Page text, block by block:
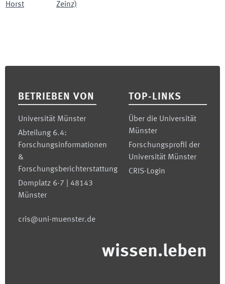
Horst
Zeinz)
BETRIEBEN VON
Universität Münster
Abteilung 6.4:
Forschungsinformationen
&
Forschungsberichterstattung
Domplatz 6-7 | 48143
Münster
cris@uni-muenster.de
TOP-LINKS
Über die Universität
Münster
Forschungsprofil der
Universität Münster
CRIS-Login
wissen.leben